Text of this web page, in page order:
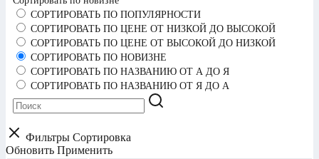
СОРТИРОВАТЬ ПО ПОПУЛЯРНОСТИ
СОРТИРОВАТЬ ПО ЦЕНЕ ОТ НИЗКОЙ ДО ВЫСОКОЙ
СОРТИРОВАТЬ ПО ЦЕНЕ ОТ ВЫСОКОЙ ДО НИЗКОЙ
СОРТИРОВАТЬ ПО НОВИЗНЕ
СОРТИРОВАТЬ ПО НАЗВАНИЮ ОТ А ДО Я
СОРТИРОВАТЬ ПО НАЗВАНИЮ ОТ Я ДО А
Фильтры Сортировка
Обновить Применить